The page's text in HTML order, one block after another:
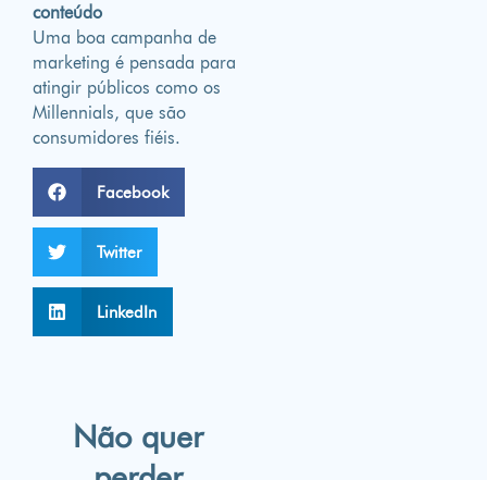
conteúdo
Uma boa campanha de
marketing é pensada para
atingir públicos como os
Millennials, que são
consumidores fiéis.
Facebook
Twitter
LinkedIn
Não quer